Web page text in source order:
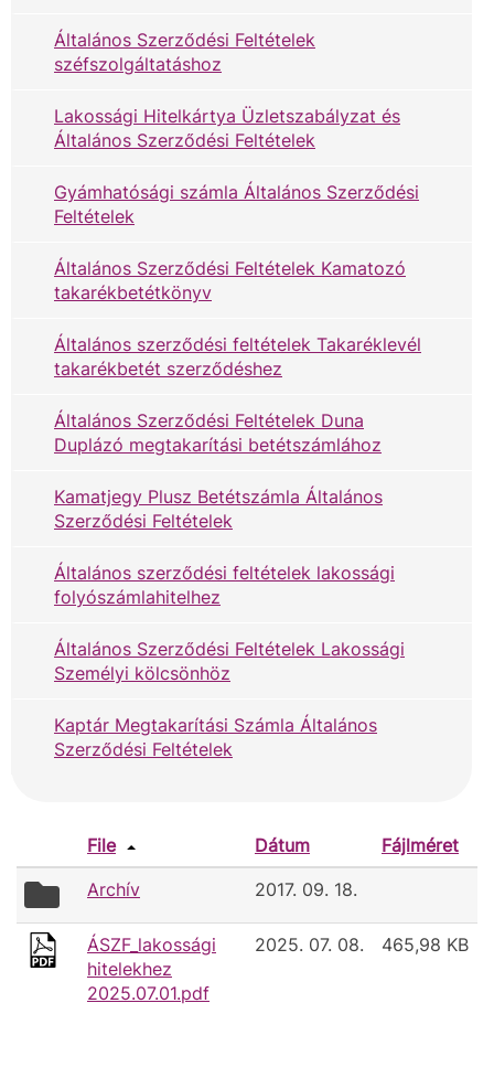
Általános Szerződési Feltételek
széfszolgáltatáshoz
Lakossági Hitelkártya Üzletszabályzat és
Általános Szerződési Feltételek
Gyámhatósági számla Általános Szerződési
Feltételek
Általános Szerződési Feltételek Kamatozó
takarékbetétkönyv
Általános szerződési feltételek Takaréklevél
takarékbetét szerződéshez
Általános Szerződési Feltételek Duna
Duplázó megtakarítási betétszámlához
Kamatjegy Plusz Betétszámla Általános
Szerződési Feltételek
Általános szerződési feltételek lakossági
folyószámlahitelhez
Általános Szerződési Feltételek Lakossági
Személyi kölcsönhöz
Kaptár Megtakarítási Számla Általános
Szerződési Feltételek
File Dátum
Fájlméret
folder
Archív 2017. 09. 18.
ÁSZF_lakossági
hitelekhez
2025.07.01.pdf
2025. 07. 08. 465,98 KB